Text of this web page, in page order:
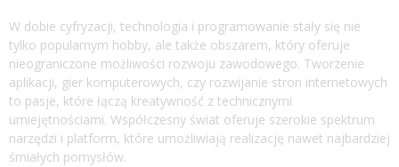
W dobie cyfryzacji, technologia i programowanie stały się nie
tylko popularnym hobby, ale także obszarem, który oferuje
nieograniczone możliwości rozwoju zawodowego. Tworzenie
aplikacji, gier komputerowych, czy rozwijanie stron internetowych
to pasje, które łączą kreatywność z technicznymi
umiejętnościami. Współczesny świat oferuje szerokie spektrum
narzędzi i platform, które umożliwiają realizację nawet najbardziej
śmiałych pomysłów.